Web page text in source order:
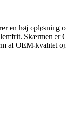
en høj opløsning
Skærmen er
af OEM-kvalitet